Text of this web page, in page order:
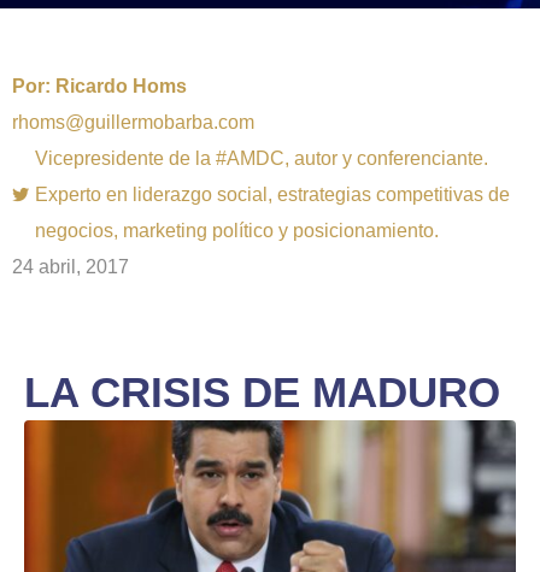
Por: Ricardo Homs
rhoms@guillermobarba.com
Vicepresidente de la #AMDC, autor y conferenciante.
Experto en liderazgo social, estrategias competitivas de
negocios, marketing político y posicionamiento.
24 abril, 2017
LA CRISIS DE MADURO